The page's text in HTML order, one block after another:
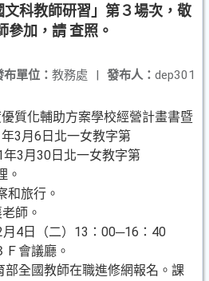
科教師研習」第３場次，敬
參加，請 查照。
發布人： dep301
布單位： 教務處 |
質化輔助方案學校經營計畫書暨
3月6日北一女教字第
3月30日北一女教字第
。
和旅行。
師。
4日（二）13：00─16：40
館３Ｆ會議廳。
部全國教師在職進修網報名。課